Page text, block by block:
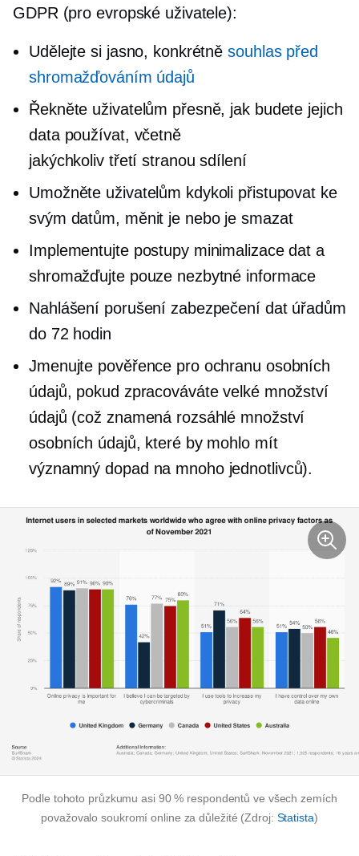
GDPR (pro evropské uživatele):
Udělejte si jasno, konkrétněsouhlas před
shromažďováním údajů
Řekněte uživatelům přesně, jak budete jejich
data používat, včetně
jakýchkoliv třetí stranou sdílení
Umožněte uživatelům kdykoli přistupovat ke
svým datům, měnit je nebo je smazat
Implementujte postupy minimalizace dat a
shromažďujte pouze nezbytné informace
Nahlášení porušení zabezpečení dat úřadům
do 72 hodin
Jmenujte pověřence pro ochranu osobních
údajů, pokud zpracováváte velké množství
údajů (což znamená rozsáhlé množství
osobních údajů, které by mohlo mít
významný dopad na mnoho jednotlivců).
Podle tohoto průzkumu asi 90 % respondentů ve všech zemích
považovalo soukromí online za důležité (Zdroj: Statista)